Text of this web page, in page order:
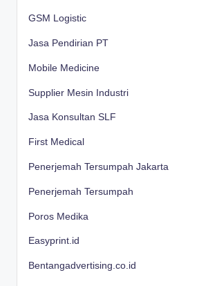
GSM Logistic
Jasa Pendirian PT
Mobile Medicine
Supplier Mesin Industri
Jasa Konsultan SLF
First Medical
Penerjemah Tersumpah Jakarta
Penerjemah Tersumpah
Poros Medika
Easyprint.id
Bentangadvertising.co.id